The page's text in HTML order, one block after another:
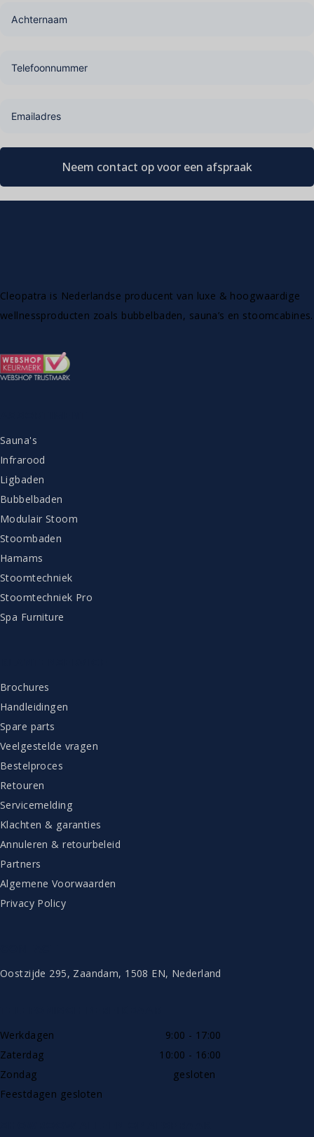
Neem contact op voor een afspraak
Cleopatra is Nederlandse producent van luxe & hoogwaardige
wellnessproducten zoals bubbelbaden, sauna’s en stoomcabines.
Sauna's
Infrarood
Ligbaden
Bubbelbaden
Modulair Stoom
Stoombaden
Hamams
Stoomtechniek
Stoomtechniek Pro
Spa Furniture
Brochures
Handleidingen
Spare parts
Veelgestelde vragen
Bestelproces
Retouren
Servicemelding
Klachten & garanties
Annuleren & retourbeleid
Partners
Algemene Voorwaarden
Privacy Policy
Oostzijde 295, Zaandam, 1508 EN, Nederland
Werkdagen
9:00 - 17:00
Zaterdag
10:00 - 16:00
Zondag
gesloten
Feestdagen gesloten